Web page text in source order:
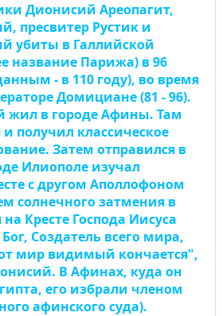
Дионисий Ареопагит,
пресвитер Рустик и
убиты в Галлийской
название Парижа) в 96
- в 110 году), во время
Домициане (81 - 96).
жил в городе Афины. Там
получил классическое
Затем отправился в
Илиополе изучал
с другом Аполлофоном
солнечного затмения в
Кресте Господа Иисуса
Создатель всего мира,
мир видимый кончается",
В Афинах, куда он
его избрали членом
афинского суда).